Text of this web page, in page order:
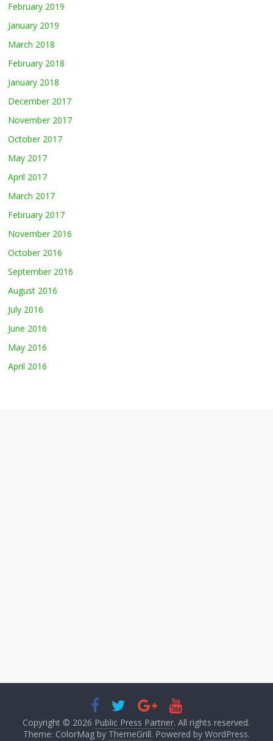
February 2019
January 2019
March 2018
February 2018
January 2018
December 2017
November 2017
October 2017
May 2017
April 2017
March 2017
February 2017
November 2016
October 2016
September 2016
August 2016
July 2016
June 2016
May 2016
April 2016
Copyright © 2026 Public Press Partner. All rights reserved.
Theme: ColorMag by ThemeGrill. Powered by WordPress.